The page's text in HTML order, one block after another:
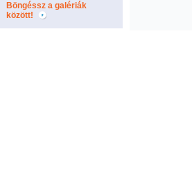
Böngéssz a galériák
között!